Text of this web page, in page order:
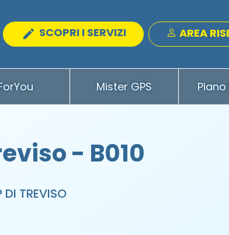
SCOPRI I SERVIZI AREA
Mister GPS Piano
- B010
DI TREVISO